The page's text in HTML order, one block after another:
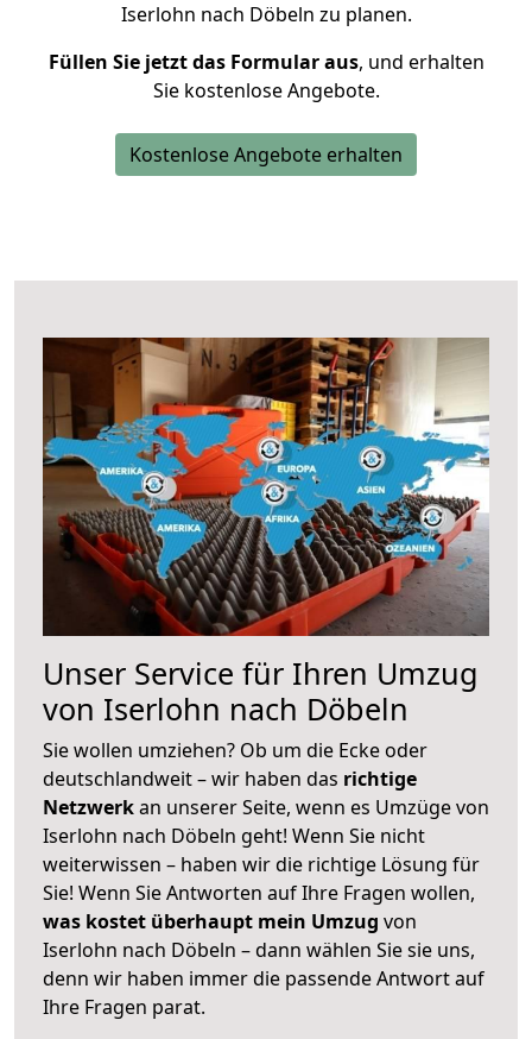
Iserlohn nach Döbeln zu planen.
Füllen Sie jetzt das Formular aus, und erhalten
Sie kostenlose Angebote.
Kostenlose Angebote erhalten
Unser Service für Ihren Umzug
von Iserlohn nach Döbeln
Sie wollen umziehen? Ob um die Ecke oder
deutschlandweit – wir haben das richtige
Netzwerkan unserer Seite, wenn es Umzüge von
Iserlohn nach Döbeln geht! Wenn Sie nicht
weiterwissen – haben wir die richtige Lösung für
Sie! Wenn Sie Antworten auf Ihre Fragen wollen,
was kostet überhaupt mein Umzug von
Iserlohn nach Döbeln – dann wählen Sie sie uns,
denn wir haben immer die passende Antwort auf
Ihre Fragen parat.